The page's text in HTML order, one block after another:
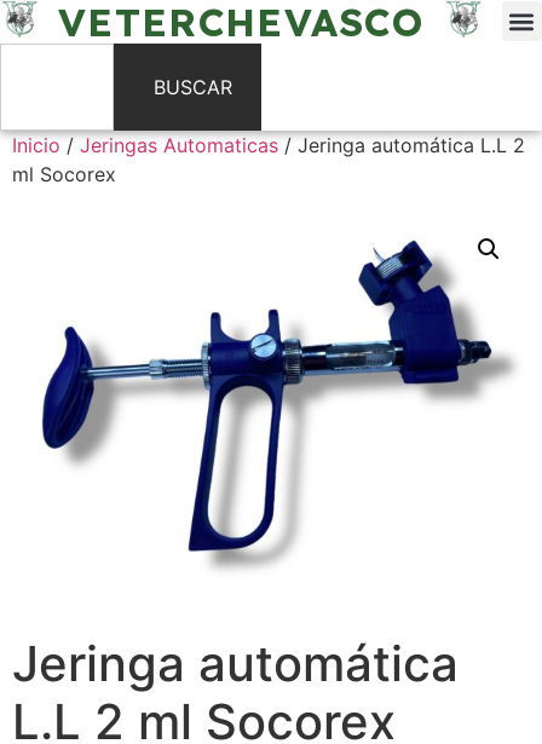
VETERCHEVASCO
BUSCAR
Inicio/Jeringas Automaticas/ Jeringa automática L.L 2
ml Socorex
Jeringa automática
L.L 2 ml Socorex